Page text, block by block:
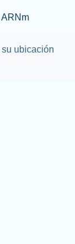
main content
ubicación